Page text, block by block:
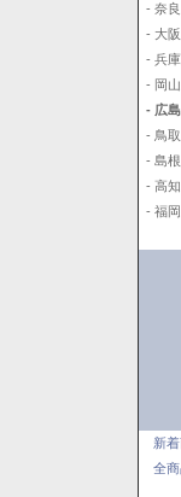
- 奈
- 大
- 兵
- 岡
- 広
- 鳥
- 島
- 高
- 福
新着
全商